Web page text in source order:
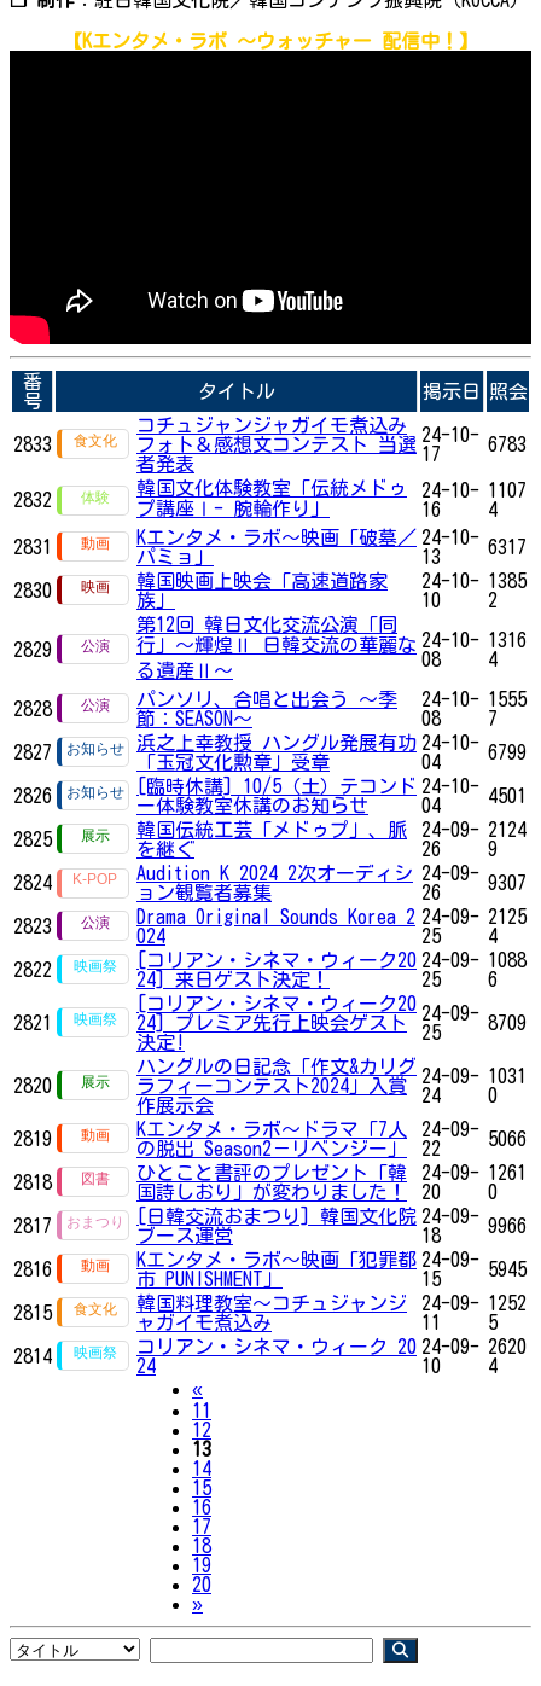
【Kエンタメ・ラボ ～ウォッチャー 配信中！】
番
号
タイトル 掲示日 照会
2833
コチュジャンジャガイモ煮込み
フォト＆感想文コンテスト 当選
者発表
24-10-
17
6783
2832
韓国文化体験教室「伝統メドゥ
プ講座Ⅰ- 腕輪作り」
24-10-
16
1107
4
2831
Kエンタメ・ラボ～映画「破墓／
パミョ」
24-10-
13
6317
2830
韓国映画上映会「高速道路家
族」
24-10-
10
1385
2
2829
第12回 韓日文化交流公演「同
行」～輝煌Ⅱ 日韓交流の華麗な
る遺産Ⅱ～
24-10-
08
1316
4
2828
パンソリ、合唱と出会う ～季
節：SEASON～
24-10-
08
1555
7
2827
浜之上幸教授 ハングル発展有功
「玉冠文化勲章」受章
24-10-
04
6799
2826
[臨時休講] 10/5（土）テコンド
ー体験教室休講のお知らせ
24-10-
04
4501
2825
韓国伝統工芸「メドゥプ」、脈
を継ぐ
24-09-
26
2124
9
2824
Audition K 2024 2次オーディシ
ョン観覧者募集
24-09-
26
9307
2823
Drama Original Sounds Korea 2
024
24-09-
25
2125
4
2822
[コリアン・シネマ・ウィーク20
24] 来日ゲスト決定！
24-09-
25
1088
6
2821
[コリアン・シネマ・ウィーク20
24] プレミア先行上映会ゲスト
決定!
24-09-
25
8709
2820
ハングルの日記念「作文&カリグ
ラフィーコンテスト2024」入賞
作展示会
24-09-
24
1031
0
2819
Kエンタメ・ラボ～ドラマ「7人
の脱出 Season2－リベンジー」
24-09-
22
5066
2818
ひとこと書評のプレゼント「韓
国詩しおり」が変わりました！
24-09-
20
1261
0
2817
[日韓交流おまつり] 韓国文化院
ブース運営
24-09-
18
9966
2816
Kエンタメ・ラボ～映画「犯罪都
市 PUNISHMENT」
24-09-
15
5945
2815
韓国料理教室～コチュジャンジ
ャガイモ煮込み
24-09-
11
1252
5
2814
コリアン・シネマ・ウィーク 20
24
24-09-
10
2620
4
«Previous
11
12
13
14
15
16
17
18
19
20
»Next